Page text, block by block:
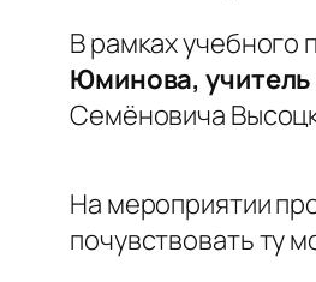
В рамках учебного
Юминова,
Семёновича
На мероприятии
почувствовать ту